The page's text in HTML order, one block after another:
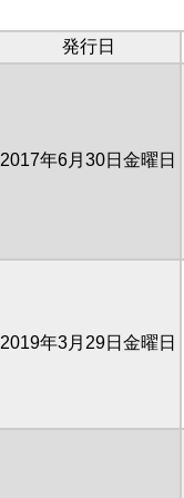
発行日
2017年6月30日金曜日
2019年3月29日金曜日